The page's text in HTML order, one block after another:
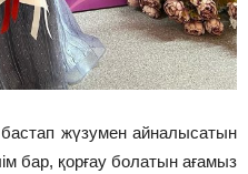
жүзумен айналысатын
бар, қорғау болатын ағамыз